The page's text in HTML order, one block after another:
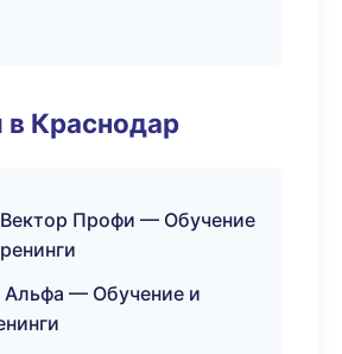
в Краснодар
Вектор Профи — Обучение
— Обучение и